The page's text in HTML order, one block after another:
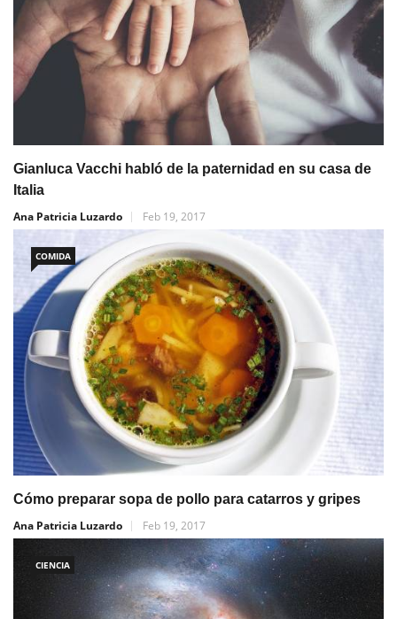
Gianluca Vacchi habló de la paternidad en su casa de
Italia
Ana Patricia Luzardo
Feb 19, 2017
COMIDA
Cómo preparar sopa de pollo para catarros y gripes
Ana Patricia Luzardo
Feb 19, 2017
CIENCIA